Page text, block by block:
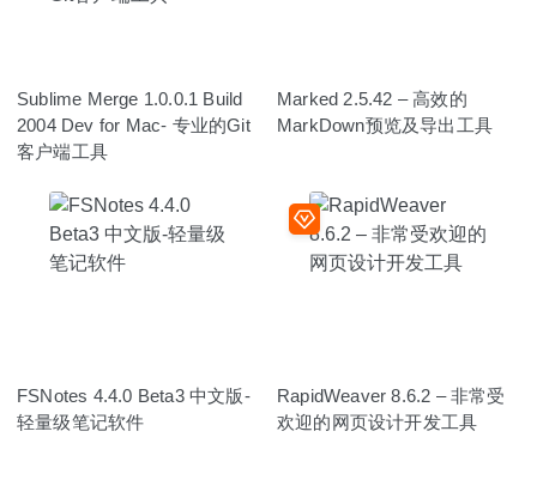
Sublime Merge 1.0.0.1 Build
2004 Dev for Mac- 专业的Git
客户端工具
Marked 2.5.42 – 高效的
MarkDown预览及导出工具
FSNotes 4.4.0 Beta3 中文版-
轻量级笔记软件
RapidWeaver 8.6.2 – 非常受
欢迎的网页设计开发工具